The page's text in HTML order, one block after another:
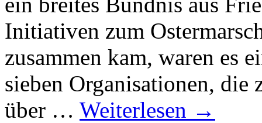
Initiativen zum
zusammen kam, waren es
sieben Organisationen,
über … Weiterlesen →